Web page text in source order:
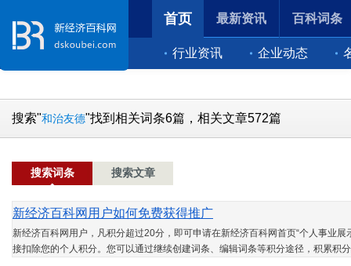
首页
行业资讯 企业动态
最新资讯 百科词条
搜索"和治友德"找到相关词条6篇，相关文章572篇
搜索词条 搜索文章
新经济百科网用户如何免费获得推广
新经济百科网用户，凡积分超过20分，即可申请在新经济百科网首页“个人事业
接扣除您的个人积分。您可以通过继续创建词条、编辑词条等积分途径，积累积